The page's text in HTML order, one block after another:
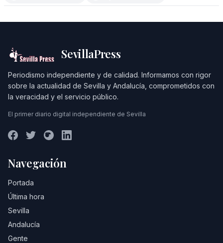
SevillaPress
Periodismo independiente y de calidad. Informamos con rigor
sobre la actualidad de Sevilla y Andalucía, comprometidos con
la veracidad y el servicio público.
El primer diario digital independiente de Sevilla
Navegación
Portada
Última hora
Sevilla
Andalucía
Gente